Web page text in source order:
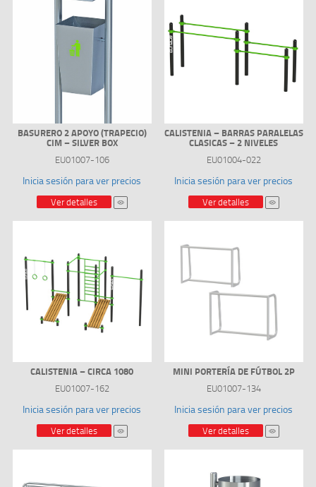
BASURERO 2 APOYO (TRAPECIO)
CIM – SILVER BOX
EU01007-106
Inicia sesión para ver precios
Ver detalles
CALISTENIA – BARRAS PARALELAS
CLASICAS – 2 NIVELES
EU01004-022
Inicia sesión para ver precios
Ver detalles
CALISTENIA – CIRCA 1080
EU01007-162
Inicia sesión para ver precios
Ver detalles
MINI PORTERÍA DE FÚTBOL 2P
EU01007-134
Inicia sesión para ver precios
Ver detalles